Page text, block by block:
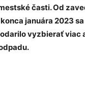
časti. Od
januára 2023 sa
vyzbierať viac